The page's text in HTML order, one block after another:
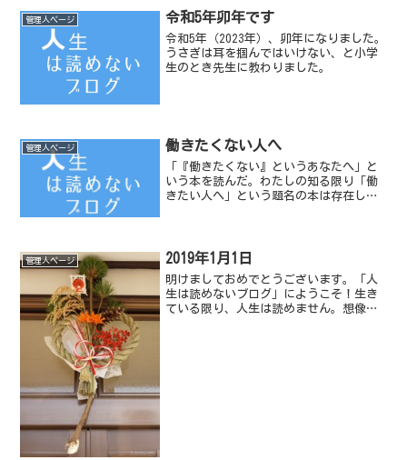
管理人ページ 令和5年卯年です
令和5年（2023年）、卯年になりました。
うさぎは耳を掴んではいけない、と小学
生のとき先生に教わりました。
管理人ページ 働きたくない人へ
「『働きたくない』というあなたへ」と
いう本を読んだ。わたしの知る限り「働
きたい人へ」という題名の本は存在しな
多いことに気づく。それに...
管理人ページ 2019年1月1日
明けましておめでとうございます。「人
生は読めないブログ」にようこそ！生き
ている限り、人生は読めません。想像し